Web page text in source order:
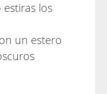
los
un estero